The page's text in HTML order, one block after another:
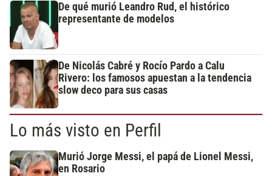
De qué murió Leandro Rud, el histórico
representante de modelos
De Nicolás Cabré y Rocío Pardo a Calu
Rivero: los famosos apuestan a la tendencia
slow deco para sus casas
Lo más visto en Perfil
Murió Jorge Messi, el papá de Lionel Messi,
en Rosario